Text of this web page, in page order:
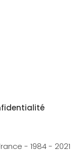
- 1984 - 2021